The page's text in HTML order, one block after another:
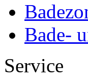
Bade-
Service